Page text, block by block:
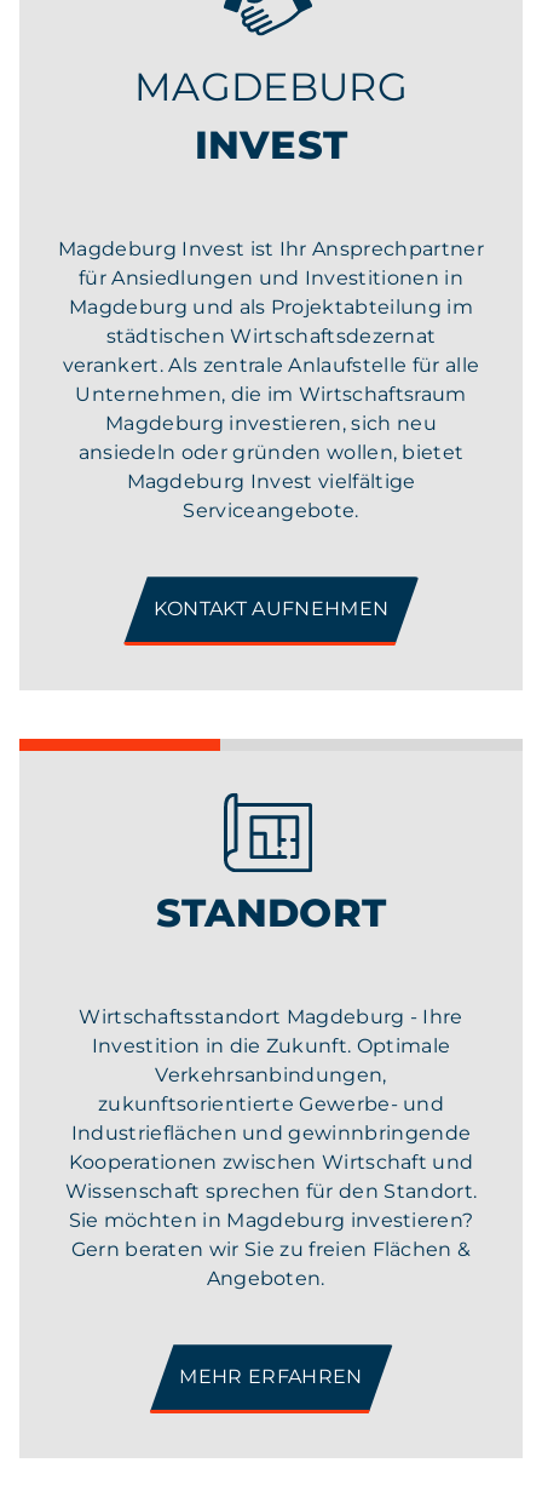
MAGDEBURG
INVEST
Magdeburg Invest ist Ihr Ansprechpartner
für Ansiedlungen und Investitionen in
Magdeburg und als Projektabteilung im
städtischen Wirtschaftsdezernat
verankert. Als zentrale Anlaufstelle für alle
Unternehmen, die im Wirtschaftsraum
Magdeburg investieren, sich neu
ansiedeln oder gründen wollen, bietet
Magdeburg Invest vielfältige
Serviceangebote.
KONTAKT AUFNEHMEN
STANDORT
Wirtschaftsstandort Magdeburg - Ihre
Investition in die Zukunft. Optimale
Verkehrsanbindungen,
zukunftsorientierte Gewerbe- und
Industrieflächen und gewinnbringende
Kooperationen zwischen Wirtschaft und
Wissenschaft sprechen für den Standort.
Sie möchten in Magdeburg investieren?
Gern beraten wir Sie zu freien Flächen &
Angeboten.
MEHR ERFAHREN